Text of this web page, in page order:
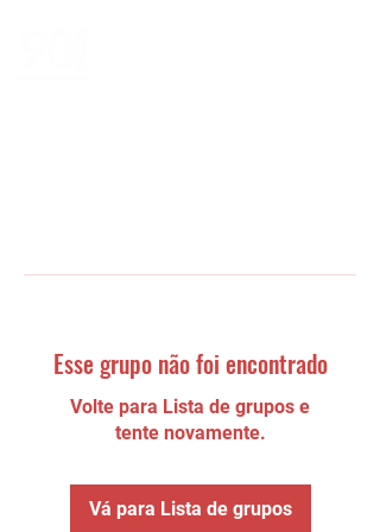
Esse grupo não foi encontrado
Volte para Lista de grupos e
tente novamente.
Vá para Lista de grupos